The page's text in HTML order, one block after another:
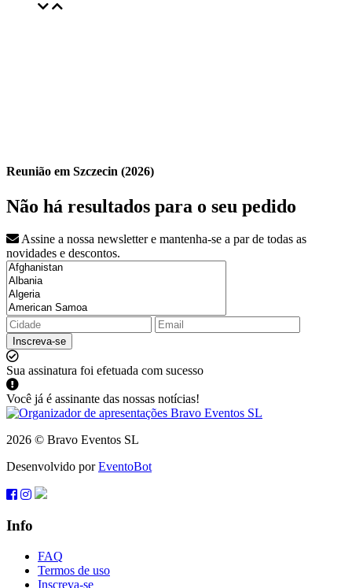
Reunião em Szczecin (2026)
Não há resultados para o seu pedido
Assine a nossa newsletter e mantenha-se a par de todas as
novidades e descontos.
Inscreva-se
Sua assinatura foi efetuada com sucesso
Você já é assinante das nossas notícias!
2026 © Bravo Eventos SL
Desenvolvido porEventoBot
Info
FAQ
Termos de uso
Inscreva-se